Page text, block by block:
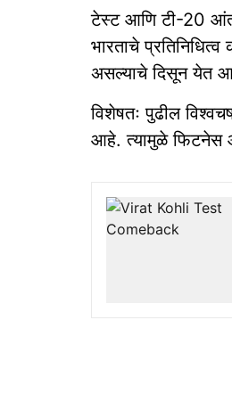
टेस्ट आणि टी-20
भारताचे
असल्याचे दिसून येत
विशेषतः पुढील
आहे. त्यामुळे फिटनेस